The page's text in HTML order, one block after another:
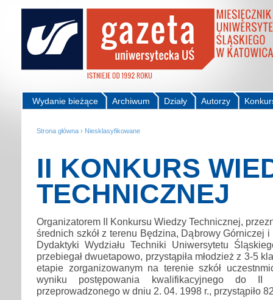
Autorzy
Działy
Archiwum
Wydanie bieżące
Strona główna › Niesklasyfikowane
II KONKURS
TECHNICZNEJ
Organizatorem II Konkursu Wiedzy Technicznej,
średnich szkół z terenu Będzina, Dąbrowy Górniczej i
Dydaktyki Wydziału Techniki Uniwersytetu
przebiegał dwuetapowo, przystąpiła młodzież z 3-5
etapie zorganizowanym na terenie szkół
wyniku postępowania kwalifikacyjnego do II
przeprowadzonego w dniu 2. 04. 1998 r., przystąpiło